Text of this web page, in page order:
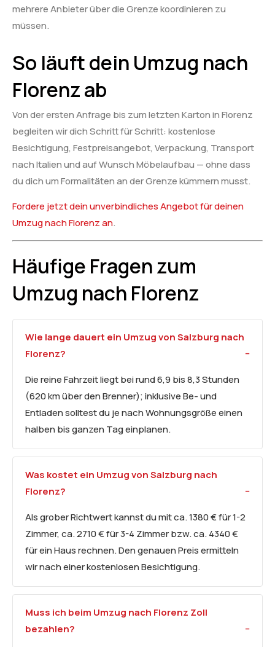
mehrere Anbieter über die Grenze koordinieren zu
müssen.
So läuft dein Umzug nach
Florenz ab
Von der ersten Anfrage bis zum letzten Karton in Florenz
begleiten wir dich Schritt für Schritt: kostenlose
Besichtigung, Festpreisangebot, Verpackung, Transport
nach Italien und auf Wunsch Möbelaufbau — ohne dass
du dich um Formalitäten an der Grenze kümmern musst.
Fordere jetzt dein unverbindliches Angebot für deinen
Umzug nach Florenz an.
Häufige Fragen zum
Umzug nach Florenz
Wie lange dauert ein Umzug von Salzburg nach
Florenz?
Die reine Fahrzeit liegt bei rund 6,9 bis 8,3 Stunden
(620 km über den Brenner); inklusive Be- und
Entladen solltest du je nach Wohnungsgröße einen
halben bis ganzen Tag einplanen.
Was kostet ein Umzug von Salzburg nach
Florenz?
Als grober Richtwert kannst du mit ca. 1380 € für 1-2
Zimmer, ca. 2710 € für 3-4 Zimmer bzw. ca. 4340 €
für ein Haus rechnen. Den genauen Preis ermitteln
wir nach einer kostenlosen Besichtigung.
Muss ich beim Umzug nach Florenz Zoll
bezahlen?